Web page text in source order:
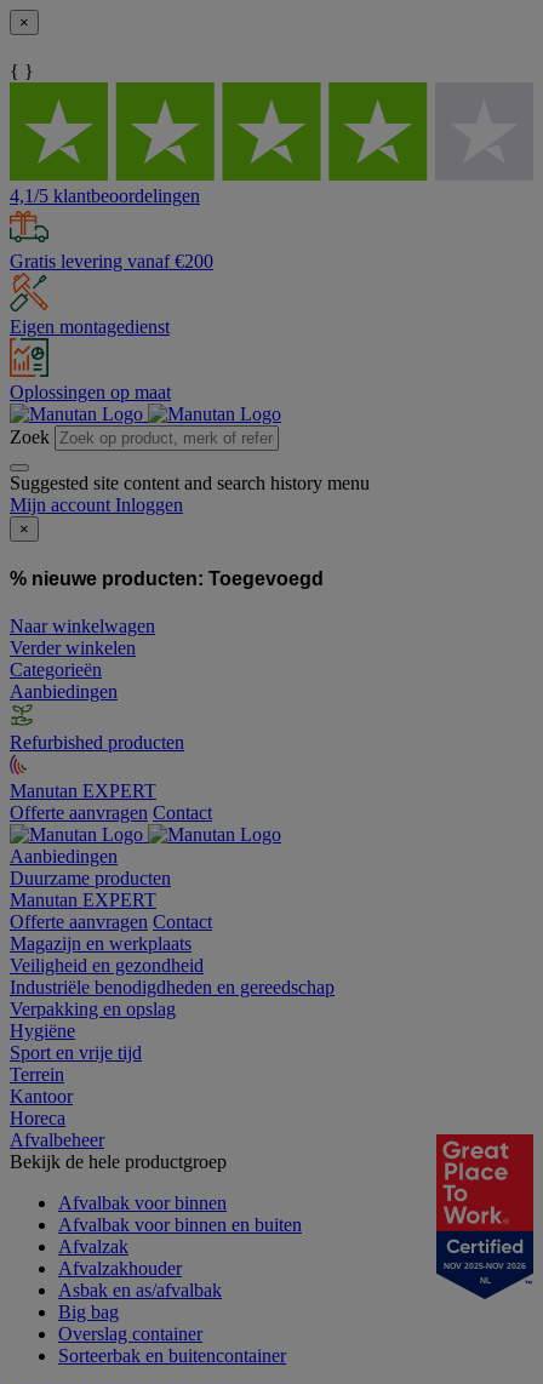
×
{ }
4,1/5 klantbeoordelingen
Gratis levering vanaf €200
Eigen montagedienst
Oplossingen op maat
Zoek
Suggested site content and search history menu
Mijn account Inloggen
×
% nieuwe producten: Toegevoegd
Naar winkelwagen
Verder winkelen
Categorieën
Aanbiedingen
Refurbished producten
Manutan EXPERT
Offerte aanvragen Contact
Aanbiedingen
Duurzame producten
Manutan EXPERT
Offerte aanvragen Contact
Magazijn en werkplaats
Veiligheid en gezondheid
Industriële benodigdheden en gereedschap
Verpakking en opslag
Hygiëne
Sport en vrije tijd
Terrein
Kantoor
Horeca
Afvalbeheer
Bekijk de hele productgroep
Afvalbak voor binnen
Afvalbak voor binnen en buiten
Afvalzak
Afvalzakhouder
Asbak en as/afvalbak
Big bag
Overslag container
Sorteerbak en buitencontainer
NOV 2025-NOV 2026
NL